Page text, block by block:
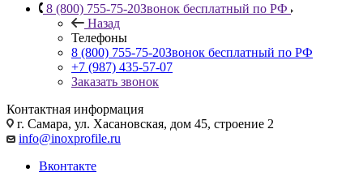
8 (800) 755-75-20Звонок бесплатный по РФ
Назад
Телефоны
8 (800) 755-75-20Звонок бесплатный по РФ
+7 (987) 435-57-07
Заказать звонок
Контактная информация
г. Самара, ул. Хасановская, дом 45, строение 2
info@inoxprofile.ru
Вконтакте